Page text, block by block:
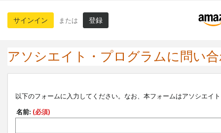
サインイン または 登録
アソシエイト・プログラムに問い
以下のフォームに入力してください。なお、本フォームはアソシエイ
名前: (必須)